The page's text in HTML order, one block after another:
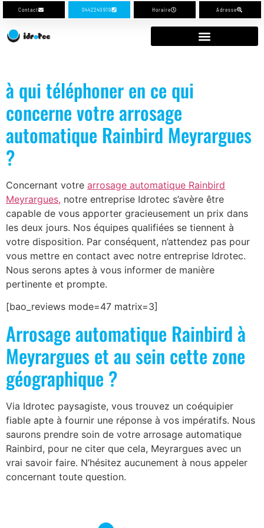
Contact 0442240919 Horaire Adresse
à qui téléphoner en ce qui
concerne votre arrosage
automatique Rainbird Meyrargues
?
Concernant votre arrosage automatique Rainbird
Meyrargues, notre entreprise Idrotec s’avère être
capable de vous apporter gracieusement un prix dans
les deux jours. Nos équipes qualifiées se tiennent à
votre disposition. Par conséquent, n’attendez pas pour
vous mettre en contact avec notre entreprise Idrotec.
Nous serons aptes à vous informer de manière
pertinente et prompte.
[bao_reviews mode=47 matrix=3]
Arrosage automatique Rainbird à
Meyrargues et au sein cette zone
géographique ?
Via Idrotec paysagiste, vous trouvez un coéquipier
fiable apte à fournir une réponse à vos impératifs. Nous
saurons prendre soin de votre arrosage automatique
Rainbird, pour ne citer que cela, Meyrargues avec un
vrai savoir faire. N’hésitez aucunement à nous appeler
concernant toute question.